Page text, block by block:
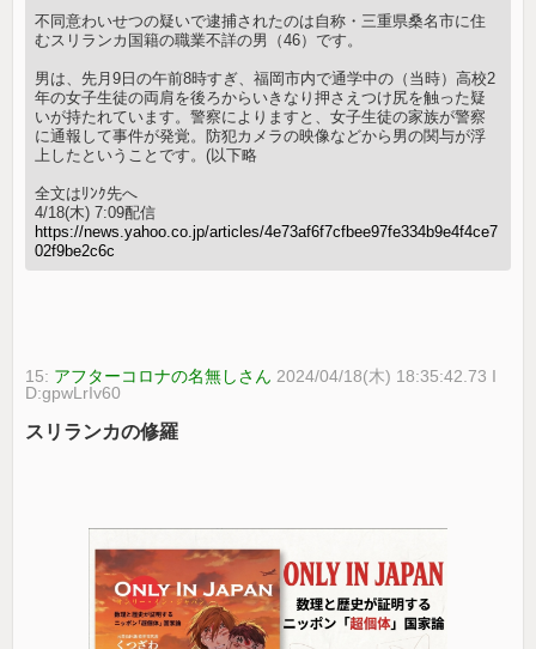
不同意わいせつの疑いで逮捕されたのは自称・三重県桑名市に住
むスリランカ国籍の職業不詳の男（46）です。
男は、先月9日の午前8時すぎ、福岡市内で通学中の（当時）高校2
年の女子生徒の両肩を後ろからいきなり押さえつけ尻を触った疑
いが持たれています。警察によりますと、女子生徒の家族が警察
に通報して事件が発覚。防犯カメラの映像などから男の関与が浮
上したということです。(以下略
全文はﾘﾝｸ先へ
4/18(木) 7:09配信
https://news.yahoo.co.jp/articles/4e73af6f7cfbee97fe334b9e4f4ce7
02f9be2c6c
15: アフターコロナの名無しさん 2024/04/18(木) 18:35:42.73 I
D:gpwLrIv60
スリランカの修羅